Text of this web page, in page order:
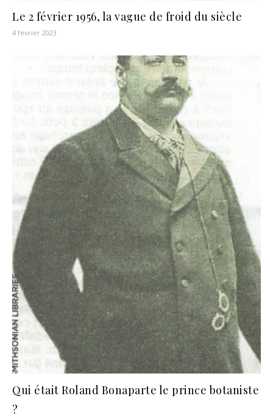
Le 2 février 1956, la vague de froid du siècle
4 février 2023
Qui était Roland Bonaparte le prince botaniste
?